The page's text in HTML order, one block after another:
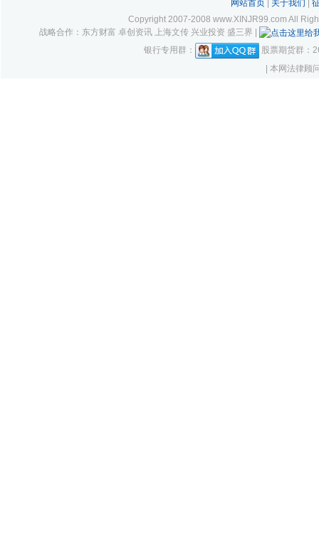
网站首页 关于我们
Copyright 2007-2008 www.XINJR99.com All
战略合作：东方财富 卓创资讯 上海文传 兴业投资 盛三界 |
银行专用群：
股票期货群：
| 本网法律顾